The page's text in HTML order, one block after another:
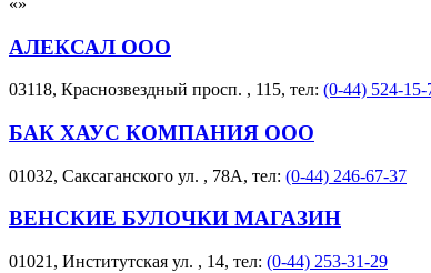
АЛЕКСАЛ ООО
03118, Краснозвездный просп. , 115, тел: (0-44) 524-15-
БАК ХАУС КОМПАНИЯ ООО
01032, Саксаганского ул. , 78А, тел: (0-44) 246-67-37
ВЕНСКИЕ БУЛОЧКИ МАГАЗИН
01021, Институтская ул. , 14, тел: (0-44) 253-31-29